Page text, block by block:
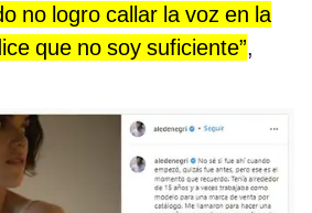
no logro callar la voz en la
que no soy suficiente”,